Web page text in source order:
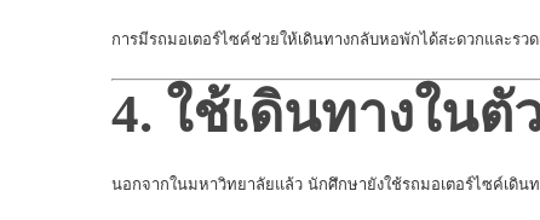
การมีรถมอเตอร์ไซค์ช่วยให้เดินทางกลับหอพักได้สะดวกและรวด
4. ใช้เดินทางใน
นอกจากในมหาวิทยาลัยแล้ว นักศึกษายังใช้รถมอเตอร์ไซค์เดินท